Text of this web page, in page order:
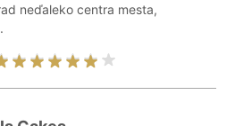
neďaleko centra mesta,